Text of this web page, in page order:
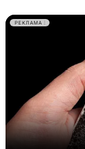
РЕКЛАМА